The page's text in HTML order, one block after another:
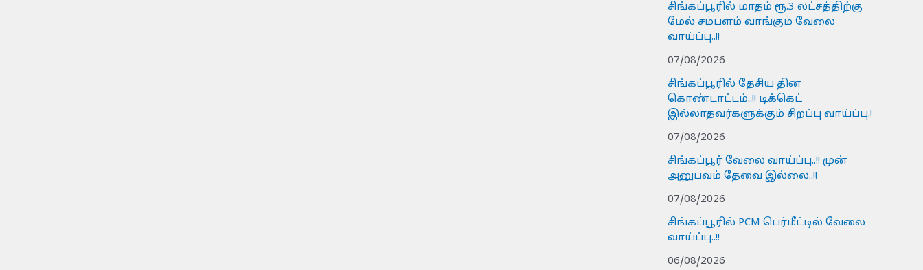
சிங்கப்பூரில் மாதம் ரூ.3 லட்சத்திற்கு
மேல் சம்பளம் வாங்கும் வேலை
வாய்ப்பு..!!
07/08/2026
சிங்கப்பூரில் தேசிய தின
கொண்டாட்டம்..!! டிக்கெட்
இல்லாதவர்களுக்கும் சிறப்பு வாய்ப்பு.!
07/08/2026
சிங்கப்பூர் வேலை வாய்ப்பு..!! முன்
அனுபவம் தேவை இல்லை..!!
07/08/2026
சிங்கப்பூரில் PCM பெர்மீட்டில் வேலை
வாய்ப்பு..!!
06/08/2026